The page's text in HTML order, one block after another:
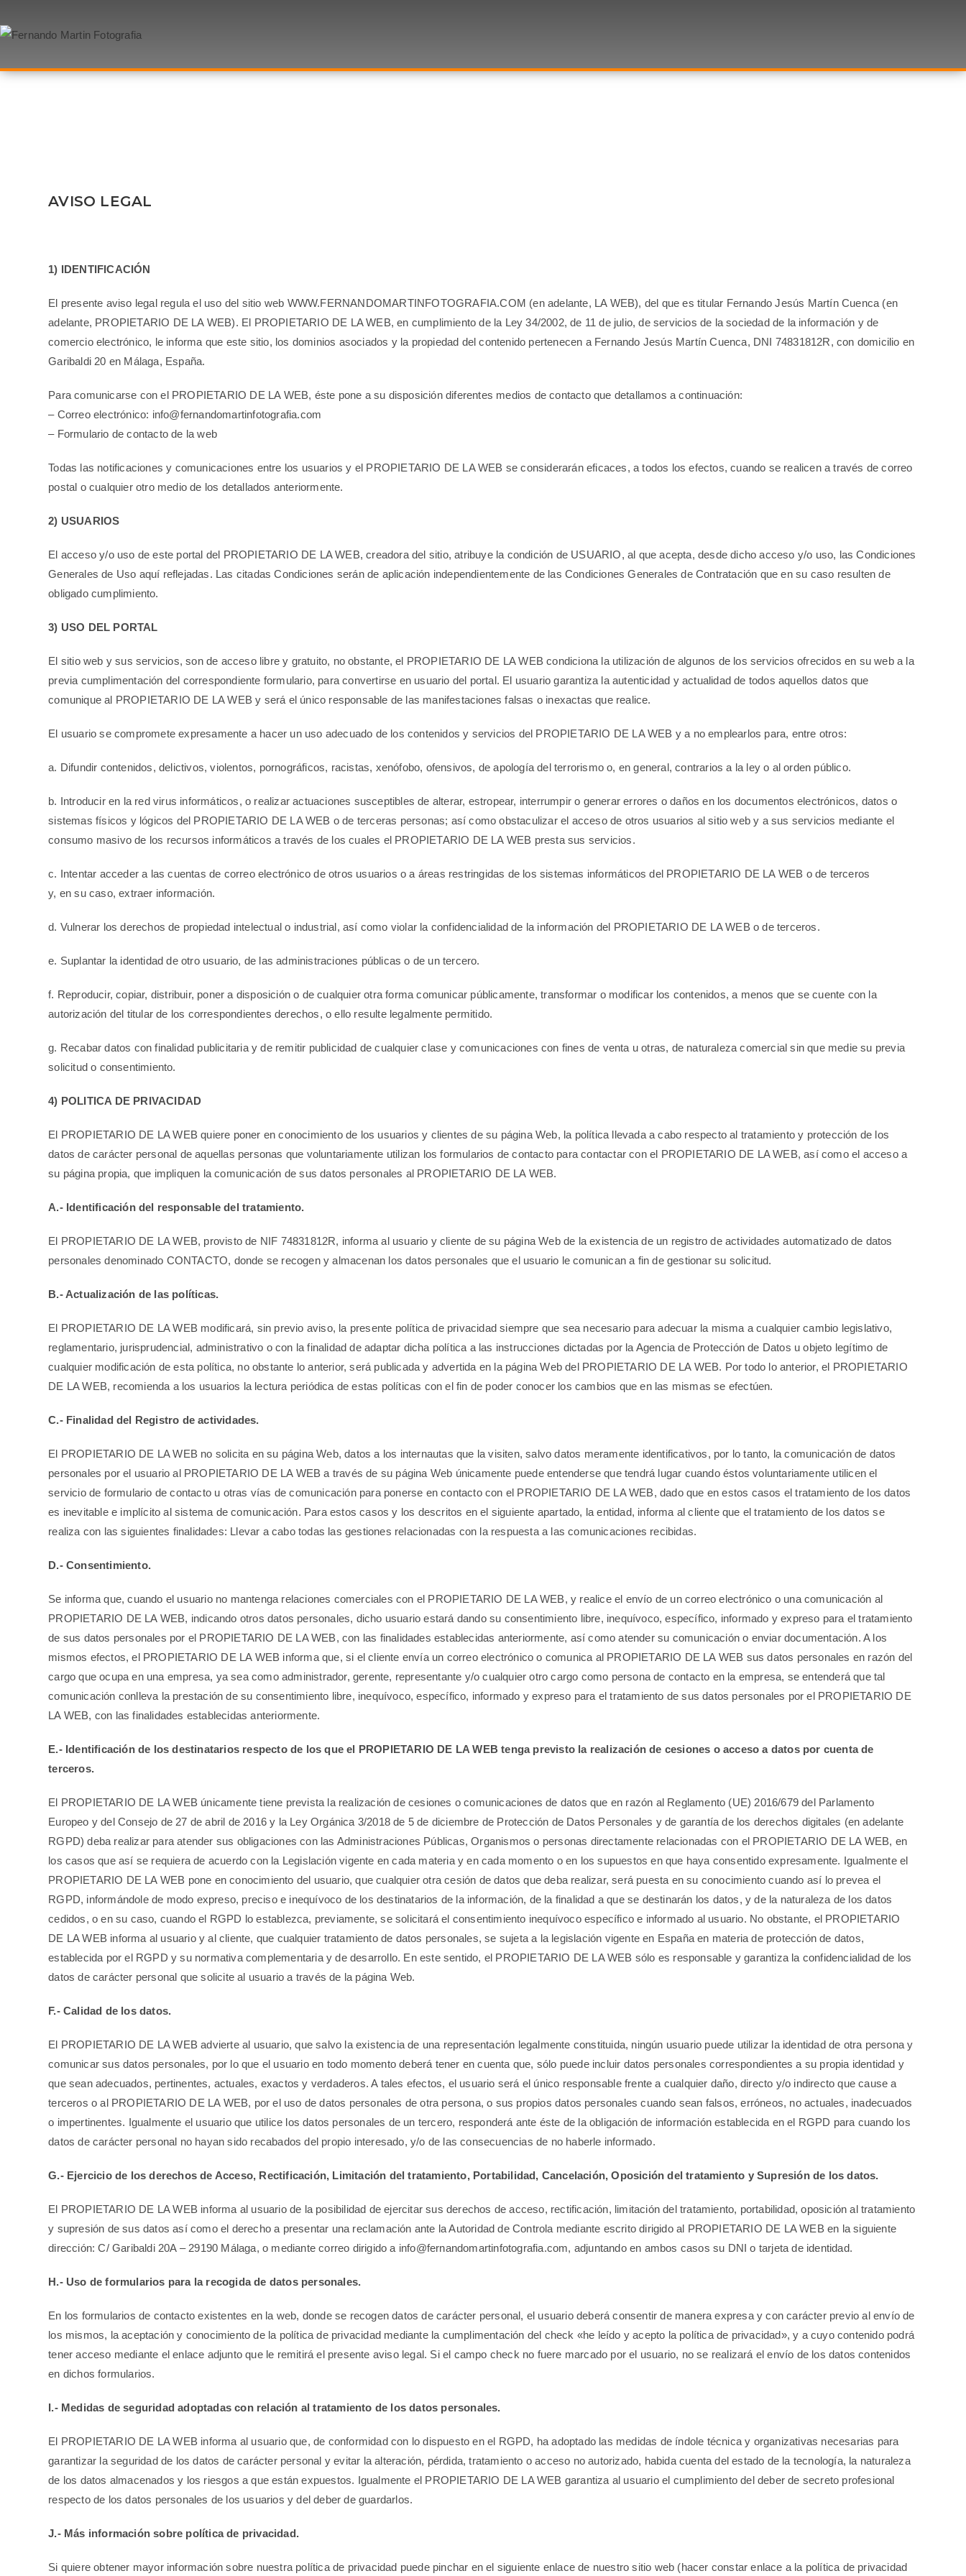
AVISO LEGAL
1) IDENTIFICACIÓN
El presente aviso legal regula el uso del sitio web WWW.FERNANDOMARTINFOTOGRAFIA.COM (en adelante, LA WEB), del que es titular Fernando Jesús Martín Cuenca (en
adelante, PROPIETARIO DE LA WEB). El PROPIETARIO DE LA WEB, en cumplimiento de la Ley 34/2002, de 11 de julio, de servicios de la sociedad de la información y de
comercio electrónico, le informa que este sitio, los dominios asociados y la propiedad del contenido pertenecen a Fernando Jesús Martín Cuenca, DNI 74831812R, con domicilio en
Garibaldi 20 en Málaga, España.
Para comunicarse con el PROPIETARIO DE LA WEB, éste pone a su disposición diferentes medios de contacto que detallamos a continuación:
– Correo electrónico: info@fernandomartinfotografia.com
– Formulario de contacto de la web
Todas las notificaciones y comunicaciones entre los usuarios y el PROPIETARIO DE LA WEB se considerarán eficaces, a todos los efectos, cuando se realicen a través de correo
postal o cualquier otro medio de los detallados anteriormente.
2) USUARIOS
El acceso y/o uso de este portal del PROPIETARIO DE LA WEB, creadora del sitio, atribuye la condición de USUARIO, al que acepta, desde dicho acceso y/o uso, las Condiciones
Generales de Uso aquí reflejadas. Las citadas Condiciones serán de aplicación independientemente de las Condiciones Generales de Contratación que en su caso resulten de
obligado cumplimiento.
3) USO DEL PORTAL
El sitio web y sus servicios, son de acceso libre y gratuito, no obstante, el PROPIETARIO DE LA WEB condiciona la utilización de algunos de los servicios ofrecidos en su web a la
previa cumplimentación del correspondiente formulario, para convertirse en usuario del portal. El usuario garantiza la autenticidad y actualidad de todos aquellos datos que
comunique al PROPIETARIO DE LA WEB y será el único responsable de las manifestaciones falsas o inexactas que realice.
El usuario se compromete expresamente a hacer un uso adecuado de los contenidos y servicios del PROPIETARIO DE LA WEB y a no emplearlos para, entre otros:
a. Difundir contenidos, delictivos, violentos, pornográficos, racistas, xenófobo, ofensivos, de apología del terrorismo o, en general, contrarios a la ley o al orden público.
b. Introducir en la red virus informáticos, o realizar actuaciones susceptibles de alterar, estropear, interrumpir o generar errores o daños en los documentos electrónicos, datos o
sistemas físicos y lógicos del PROPIETARIO DE LA WEB o de terceras personas; así como obstaculizar el acceso de otros usuarios al sitio web y a sus servicios mediante el
consumo masivo de los recursos informáticos a través de los cuales el PROPIETARIO DE LA WEB presta sus servicios.
c. Intentar acceder a las cuentas de correo electrónico de otros usuarios o a áreas restringidas de los sistemas informáticos del PROPIETARIO DE LA WEB o de terceros
y, en su caso, extraer información.
d. Vulnerar los derechos de propiedad intelectual o industrial, así como violar la confidencialidad de la información del PROPIETARIO DE LA WEB o de terceros.
e. Suplantar la identidad de otro usuario, de las administraciones públicas o de un tercero.
f. Reproducir, copiar, distribuir, poner a disposición o de cualquier otra forma comunicar públicamente, transformar o modificar los contenidos, a menos que se cuente con la
autorización del titular de los correspondientes derechos, o ello resulte legalmente permitido.
g. Recabar datos con finalidad publicitaria y de remitir publicidad de cualquier clase y comunicaciones con fines de venta u otras, de naturaleza comercial sin que medie su previa
solicitud o consentimiento.
4) POLITICA DE PRIVACIDAD
El PROPIETARIO DE LA WEB quiere poner en conocimiento de los usuarios y clientes de su página Web, la política llevada a cabo respecto al tratamiento y protección de los
datos de carácter personal de aquellas personas que voluntariamente utilizan los formularios de contacto para contactar con el PROPIETARIO DE LA WEB, así como el acceso a
su página propia, que impliquen la comunicación de sus datos personales al PROPIETARIO DE LA WEB.
A.- Identificación del responsable del tratamiento.
El PROPIETARIO DE LA WEB, provisto de NIF 74831812R, informa al usuario y cliente de su página Web de la existencia de un registro de actividades automatizado de datos
personales denominado CONTACTO, donde se recogen y almacenan los datos personales que el usuario le comunican a fin de gestionar su solicitud.
B.- Actualización de las políticas.
El PROPIETARIO DE LA WEB modificará, sin previo aviso, la presente política de privacidad siempre que sea necesario para adecuar la misma a cualquier cambio legislativo,
reglamentario, jurisprudencial, administrativo o con la finalidad de adaptar dicha política a las instrucciones dictadas por la Agencia de Protección de Datos u objeto legítimo de
cualquier modificación de esta política, no obstante lo anterior, será publicada y advertida en la página Web del PROPIETARIO DE LA WEB. Por todo lo anterior, el PROPIETARIO
DE LA WEB, recomienda a los usuarios la lectura periódica de estas políticas con el fin de poder conocer los cambios que en las mismas se efectúen.
C.- Finalidad del Registro de actividades.
El PROPIETARIO DE LA WEB no solicita en su página Web, datos a los internautas que la visiten, salvo datos meramente identificativos, por lo tanto, la comunicación de datos
personales por el usuario al PROPIETARIO DE LA WEB a través de su página Web únicamente puede entenderse que tendrá lugar cuando éstos voluntariamente utilicen el
servicio de formulario de contacto u otras vías de comunicación para ponerse en contacto con el PROPIETARIO DE LA WEB, dado que en estos casos el tratamiento de los datos
es inevitable e implícito al sistema de comunicación. Para estos casos y los descritos en el siguiente apartado, la entidad, informa al cliente que el tratamiento de los datos se
realiza con las siguientes finalidades: Llevar a cabo todas las gestiones relacionadas con la respuesta a las comunicaciones recibidas.
D.- Consentimiento.
Se informa que, cuando el usuario no mantenga relaciones comerciales con el PROPIETARIO DE LA WEB, y realice el envío de un correo electrónico o una comunicación al
PROPIETARIO DE LA WEB, indicando otros datos personales, dicho usuario estará dando su consentimiento libre, inequívoco, específico, informado y expreso para el tratamiento
de sus datos personales por el PROPIETARIO DE LA WEB, con las finalidades establecidas anteriormente, así como atender su comunicación o enviar documentación. A los
mismos efectos, el PROPIETARIO DE LA WEB informa que, si el cliente envía un correo electrónico o comunica al PROPIETARIO DE LA WEB sus datos personales en razón del
cargo que ocupa en una empresa, ya sea como administrador, gerente, representante y/o cualquier otro cargo como persona de contacto en la empresa, se entenderá que tal
comunicación conlleva la prestación de su consentimiento libre, inequívoco, específico, informado y expreso para el tratamiento de sus datos personales por el PROPIETARIO DE
LA WEB, con las finalidades establecidas anteriormente.
E.- Identificación de los destinatarios respecto de los que el PROPIETARIO DE LA WEB tenga previsto la realización de cesiones o acceso a datos por cuenta de
terceros.
El PROPIETARIO DE LA WEB únicamente tiene prevista la realización de cesiones o comunicaciones de datos que en razón al Reglamento (UE) 2016/679 del Parlamento
Europeo y del Consejo de 27 de abril de 2016 y la Ley Orgánica 3/2018 de 5 de diciembre de Protección de Datos Personales y de garantía de los derechos digitales (en adelante
RGPD) deba realizar para atender sus obligaciones con las Administraciones Públicas, Organismos o personas directamente relacionadas con el PROPIETARIO DE LA WEB, en
los casos que así se requiera de acuerdo con la Legislación vigente en cada materia y en cada momento o en los supuestos en que haya consentido expresamente. Igualmente el
PROPIETARIO DE LA WEB pone en conocimiento del usuario, que cualquier otra cesión de datos que deba realizar, será puesta en su conocimiento cuando así lo prevea el
RGPD, informándole de modo expreso, preciso e inequívoco de los destinatarios de la información, de la finalidad a que se destinarán los datos, y de la naturaleza de los datos
cedidos, o en su caso, cuando el RGPD lo establezca, previamente, se solicitará el consentimiento inequívoco específico e informado al usuario. No obstante, el PROPIETARIO
DE LA WEB informa al usuario y al cliente, que cualquier tratamiento de datos personales, se sujeta a la legislación vigente en España en materia de protección de datos,
establecida por el RGPD y su normativa complementaria y de desarrollo. En este sentido, el PROPIETARIO DE LA WEB sólo es responsable y garantiza la confidencialidad de los
datos de carácter personal que solicite al usuario a través de la página Web.
F.- Calidad de los datos.
El PROPIETARIO DE LA WEB advierte al usuario, que salvo la existencia de una representación legalmente constituida, ningún usuario puede utilizar la identidad de otra persona y
comunicar sus datos personales, por lo que el usuario en todo momento deberá tener en cuenta que, sólo puede incluir datos personales correspondientes a su propia identidad y
que sean adecuados, pertinentes, actuales, exactos y verdaderos. A tales efectos, el usuario será el único responsable frente a cualquier daño, directo y/o indirecto que cause a
terceros o al PROPIETARIO DE LA WEB, por el uso de datos personales de otra persona, o sus propios datos personales cuando sean falsos, erróneos, no actuales, inadecuados
o impertinentes. Igualmente el usuario que utilice los datos personales de un tercero, responderá ante éste de la obligación de información establecida en el RGPD para cuando los
datos de carácter personal no hayan sido recabados del propio interesado, y/o de las consecuencias de no haberle informado.
G.- Ejercicio de los derechos de Acceso, Rectificación, Limitación del tratamiento, Portabilidad, Cancelación, Oposición del tratamiento y Supresión de los datos.
El PROPIETARIO DE LA WEB informa al usuario de la posibilidad de ejercitar sus derechos de acceso, rectificación, limitación del tratamiento, portabilidad, oposición al tratamiento
y supresión de sus datos así como el derecho a presentar una reclamación ante la Autoridad de Controla mediante escrito dirigido al PROPIETARIO DE LA WEB en la siguiente
dirección: C/ Garibaldi 20A – 29190 Málaga, o mediante correo dirigido a info@fernandomartinfotografia.com, adjuntando en ambos casos su DNI o tarjeta de identidad.
H.- Uso de formularios para la recogida de datos personales.
En los formularios de contacto existentes en la web, donde se recogen datos de carácter personal, el usuario deberá consentir de manera expresa y con carácter previo al envío de
los mismos, la aceptación y conocimiento de la política de privacidad mediante la cumplimentación del check «he leído y acepto la política de privacidad», y a cuyo contenido podrá
tener acceso mediante el enlace adjunto que le remitirá el presente aviso legal. Si el campo check no fuere marcado por el usuario, no se realizará el envío de los datos contenidos
en dichos formularios.
I.- Medidas de seguridad adoptadas con relación al tratamiento de los datos personales.
El PROPIETARIO DE LA WEB informa al usuario que, de conformidad con lo dispuesto en el RGPD, ha adoptado las medidas de índole técnica y organizativas necesarias para
garantizar la seguridad de los datos de carácter personal y evitar la alteración, pérdida, tratamiento o acceso no autorizado, habida cuenta del estado de la tecnología, la naturaleza
de los datos almacenados y los riesgos a que están expuestos. Igualmente el PROPIETARIO DE LA WEB garantiza al usuario el cumplimiento del deber de secreto profesional
respecto de los datos personales de los usuarios y del deber de guardarlos.
J.- Más información sobre política de privacidad.
Si quiere obtener mayor información sobre nuestra política de privacidad puede pinchar en el siguiente enlace de nuestro sitio web (hacer constar enlace a la política de privacidad